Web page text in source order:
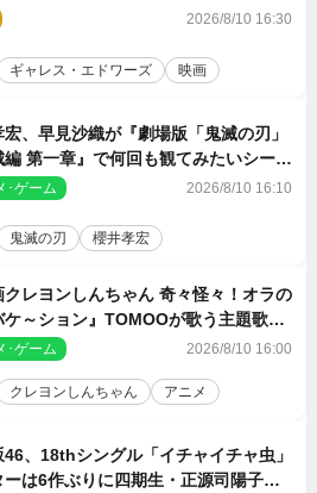
2026/8/10 16:30
ギャレス・エドワーズ 映画
、早見沙織が『劇場版「鬼滅の刃」
編 第一章』で何回も観てみたいシーン
イベントレポート到着
･ゲーム 2026/8/10 16:10
鬼滅の刃 櫻井孝宏
クレヨンしんちゃん 奇々怪々！オラの
ケ～ション』TOMOOが歌う主題歌
なったら」PV解禁
･ゲーム 2026/8/10 16:00
クレヨンしんちゃん アニメ
、18thシングル「イチャイチャ虫」
ーは6作ぶりに四期生・正源司陽子